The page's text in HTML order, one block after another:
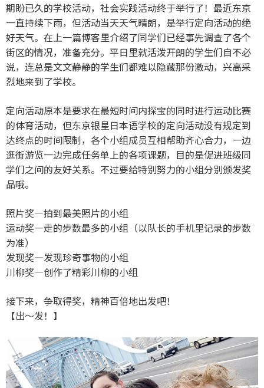
期盼已久的学校活动，社会实践活动终于举行了！最近东京
一直持续下雨，但活动当天天气晴朗，是举行定向活动的绝
好天气。在上一篇博客里介绍了同学们已经事先调查了各个
街区的情况，准备充分。平日里就活泼开朗的学生们自不必
说，连总是文文静静的学生们都难以隐藏那份激动，兴高采
烈地来到了学校。
定向活动原本是要求在最短时间内探宝的同时进行运动比赛
的体育活动，但东京银星日本语学校的定向活动没有规定到
达终点的时间限制，各个小组成员互相帮助齐心合力，一边
逛街游览一边完成任务单上的各项课题，目的是促进班级同
学们之间的友好关系。不过要给特别努力的小组分别颁发奖
品哦。
照片奖—拍到最美照片的小组
运动奖—走的步数最多的小组（以队长的手机里记录的步数
为准）
发现奖—发现珍奇事物的小组
川柳奖—创作了精彩川柳的小组
接下来，争取得奖，精神百倍地出发吧！
【出～发！】